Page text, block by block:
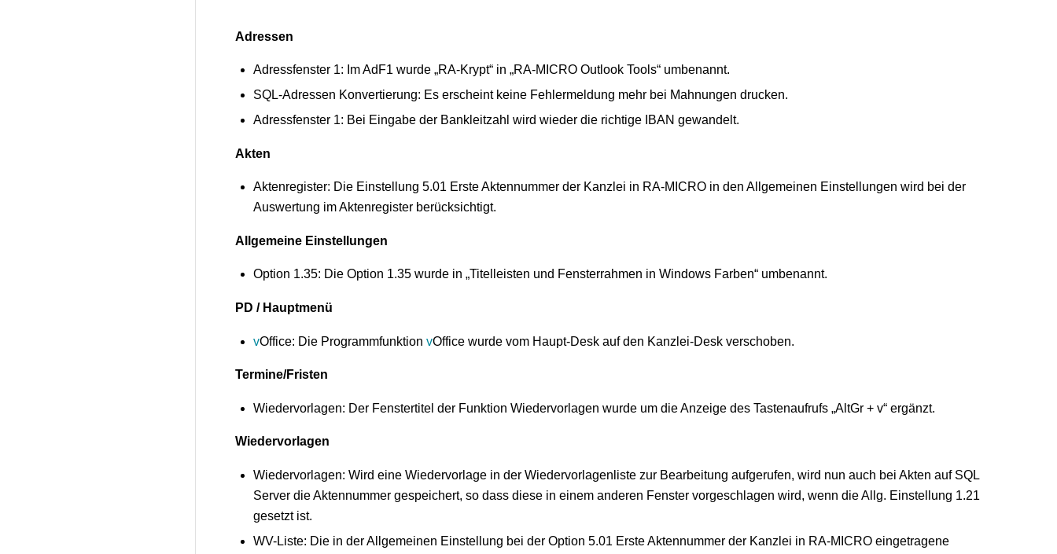
Adressen
Adressfenster 1: Im AdF1 wurde „RA-Krypt“ in „RA-MICRO Outlook Tools“ umbenannt.
SQL-Adressen Konvertierung: Es erscheint keine Fehlermeldung mehr bei Mahnungen drucken.
Adressfenster 1: Bei Eingabe der Bankleitzahl wird wieder die richtige IBAN gewandelt.
Akten
Aktenregister: Die Einstellung 5.01 Erste Aktennummer der Kanzlei in RA-MICRO in den Allgemeinen Einstellungen wird bei der
Auswertung im Aktenregister berücksichtigt.
Allgemeine Einstellungen
Option 1.35: Die Option 1.35 wurde in „Titelleisten und Fensterrahmen in Windows Farben“ umbenannt.
PD / Hauptmenü
vOffice: Die Programmfunktion vOffice wurde vom Haupt-Desk auf den Kanzlei-Desk verschoben.
Termine/Fristen
Wiedervorlagen: Der Fenstertitel der Funktion Wiedervorlagen wurde um die Anzeige des Tastenaufrufs „AltGr + v“ ergänzt.
Wiedervorlagen
Wiedervorlagen: Wird eine Wiedervorlage in der Wiedervorlagenliste zur Bearbeitung aufgerufen, wird nun auch bei Akten auf SQL
Server die Aktennummer gespeichert, so dass diese in einem anderen Fenster vorgeschlagen wird, wenn die Allg. Einstellung 1.21
gesetzt ist.
WV-Liste: Die in der Allgemeinen Einstellung bei der Option 5.01 Erste Aktennummer der Kanzlei in RA-MICRO eingetragene